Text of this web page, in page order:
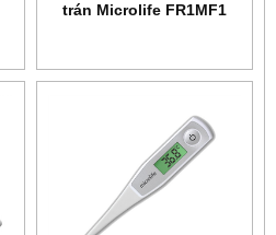
trán Microlife FR1MF1